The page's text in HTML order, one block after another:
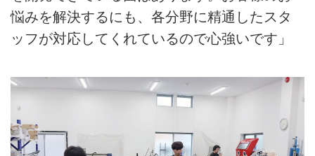
悩みを解決するにも、各分野に精通したスタ
ッフが対応してくれているので心強いです」